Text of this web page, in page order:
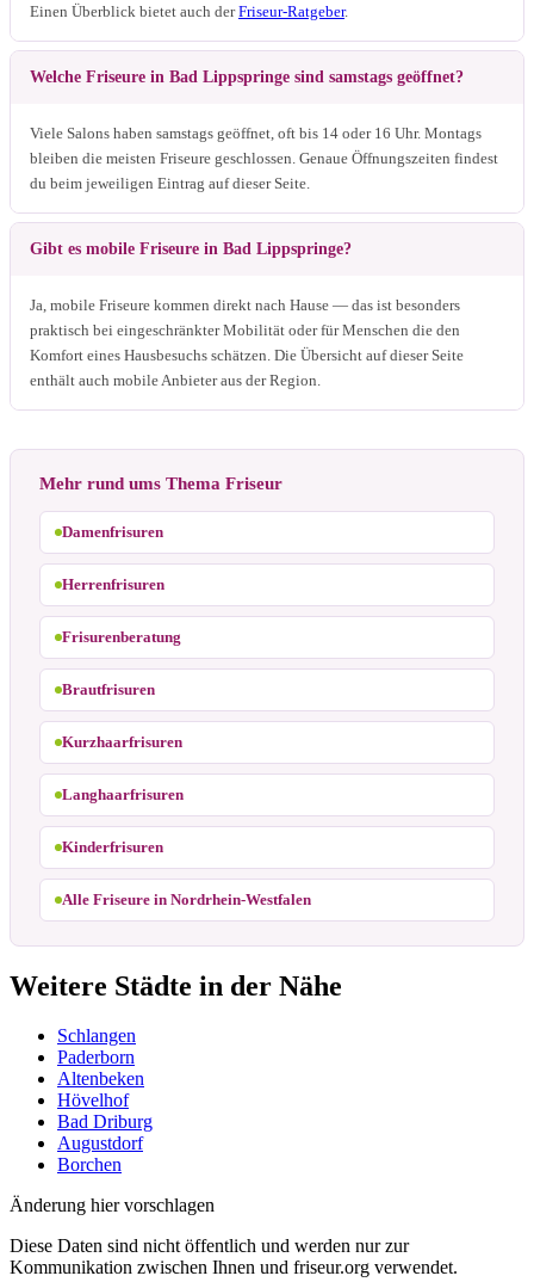
Einen Überblick bietet auch derFriseur-Ratgeber.
Welche Friseure in Bad Lippspringe sind samstags geöffnet?
Viele Salons haben samstags geöffnet, oft bis 14 oder 16 Uhr. Montags
bleiben die meisten Friseure geschlossen. Genaue Öffnungszeiten findest
du beim jeweiligen Eintrag auf dieser Seite.
Gibt es mobile Friseure in Bad Lippspringe?
Ja, mobile Friseure kommen direkt nach Hause — das ist besonders
praktisch bei eingeschränkter Mobilität oder für Menschen die den
Komfort eines Hausbesuchs schätzen. Die Übersicht auf dieser Seite
enthält auch mobile Anbieter aus der Region.
Mehr rund ums Thema Friseur
Damenfrisuren
Herrenfrisuren
Frisurenberatung
Brautfrisuren
Kurzhaarfrisuren
Langhaarfrisuren
Kinderfrisuren
Alle Friseure in Nordrhein-Westfalen
Weitere Städte in der Nähe
Schlangen
Paderborn
Altenbeken
Hövelhof
Bad Driburg
Augustdorf
Borchen
Änderung hier vorschlagen
Diese Daten sind nicht öffentlich und werden nur zur
Kommunikation zwischen Ihnen und friseur.org verwendet.